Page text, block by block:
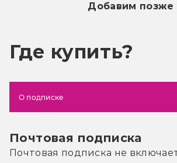
Добавим позже
Где купить?
О подписке
Почтовая подписка
Почтовая подписка не